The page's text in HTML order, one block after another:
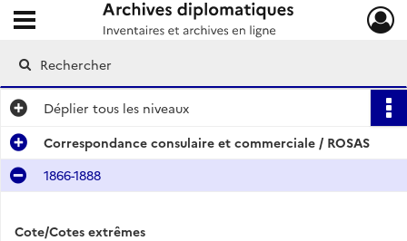
Archives diplomatiques
Ouvrir le menu déroulant
Déplier tous les niveaux
Correspondance consulaire et commerciale / ROSAS
1866-1888
Cote/Cotes extrêmes